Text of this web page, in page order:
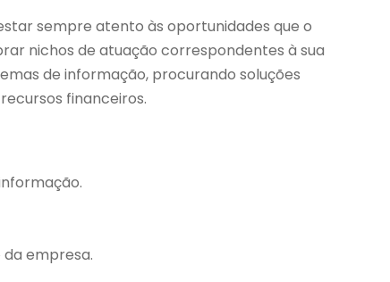
sempre atento às oportunidades que o
nichos de atuação correspondentes à sua
de informação, procurando soluções
financeiros.
empresa.